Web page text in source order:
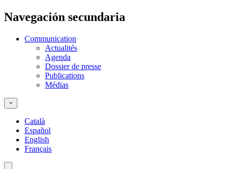
Navegación secundaria
Communication
Actualités
Agenda
Dossier de presse
Publications
Médias
Català
Español
English
Français